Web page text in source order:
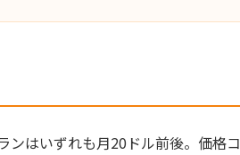
ンはいずれも月20ドル前後。価格コ